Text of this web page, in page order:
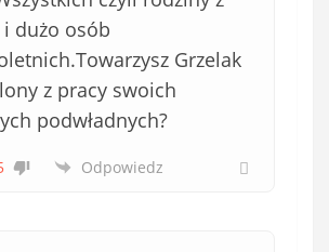
dużo osób
Grzelak
z pracy swoich
podwładnych?
Odpowiedz